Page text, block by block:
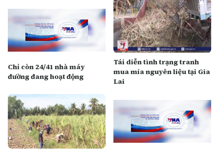
Chỉ còn 24/41 nhà máy
đường đang hoạt động
Tái diễn tình trạng tranh
mua mía nguyên liệu tại Gia
Lai